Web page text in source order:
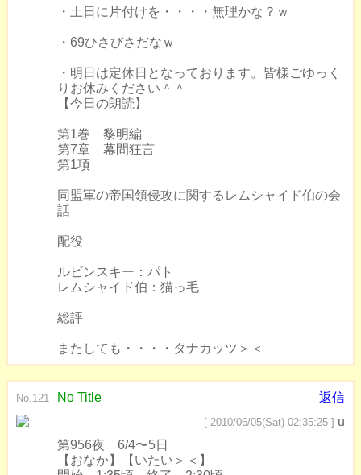
・土日に片付けを・・・・無理かな？ｗ
・69ひさびさだなｗ
・明日は定休日となっております。皆様ごゆっく
りお休みください＾＾
【今日の朗読】
第1巻 黎明編
第7章 幕間狂言
第1項
同盟軍の帝国領侵攻に関するレムシャイド伯の会
話
配役
ルビンスキー：パト
レムシャイド伯：猫っ毛
総評
またしても・・・・タナカッツ＞＜
No.121 No Title 返信
[ 2010/06/05(Sat) 02:35:25 ] u
第956夜 6/4〜5日
【おなか】【いたい＞＜】